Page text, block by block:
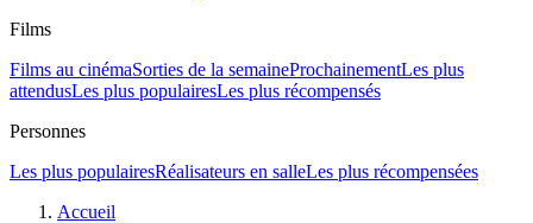
Films
Films au cinémaSorties de la semaineProchainementLes plus
attendusLes plus populairesLes plus récompensés
Personnes
Les plus populairesRéalisateurs en salleLes plus récompensées
Accueil